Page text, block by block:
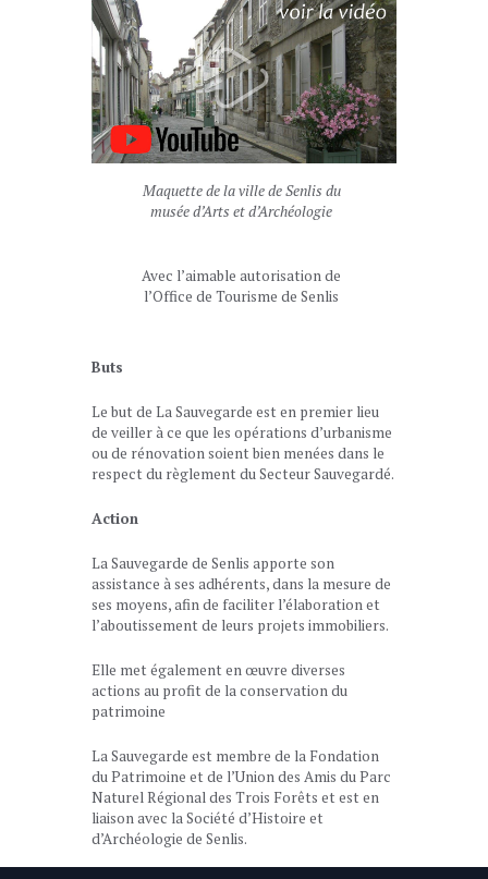
Maquette de la ville de Senlis du
musée d’Arts et d’Archéologie
Avec l’aimable autorisation de
l’Office de Tourisme de Senlis
Buts
Le but de La Sauvegarde est en premier lieu
de veiller à ce que les opérations d’urbanisme
ou de rénovation soient bien menées dans le
respect du règlement du Secteur Sauvegardé.
Action
La Sauvegarde de Senlis apporte son
assistance à ses adhérents, dans la mesure de
ses moyens, afin de faciliter l’élaboration et
l’aboutissement de leurs projets immobiliers.
Elle met également en œuvre diverses
actions au profit de la conservation du
patrimoine
La Sauvegarde est membre de la Fondation
du Patrimoine et de l’Union des Amis du Parc
Naturel Régional des Trois Forêts et est en
liaison avec la Société d’Histoire et
d’Archéologie de Senlis.